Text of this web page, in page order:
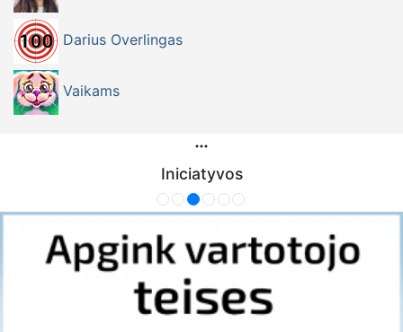
Darius Overlingas
Vaikams
Iniciatyvos